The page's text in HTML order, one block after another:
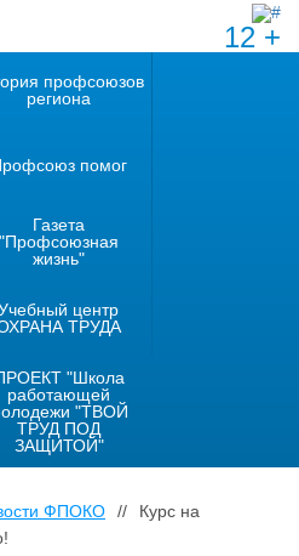
12 +
профсоюзов
региона
помог
Газета
"Профсоюзная
жизнь"
центр
ТРУДА
"Школа
работающей
"ТВОЙ
ТРУД ПОД
ЗАЩИТОЙ"
ФПОКО //
Курс на